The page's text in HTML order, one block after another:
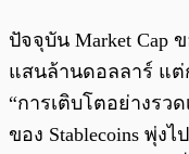
ปัจจุบัน Market Cap
แสนล้านดอลลาร์ แต่
“การเติบโตอย่างรวด
ของ Stablecoins พุ่ง